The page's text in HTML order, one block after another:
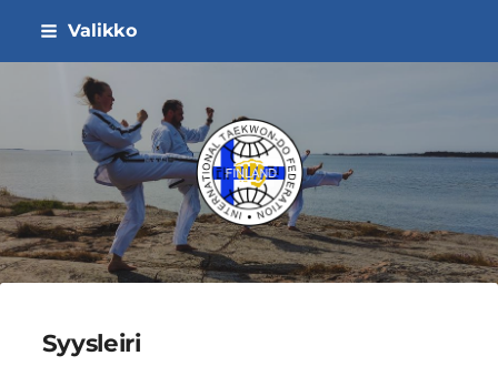
Siirry
sisältöön
Valikko
ITF Taekwon-do Liitto ry
Syysleiri